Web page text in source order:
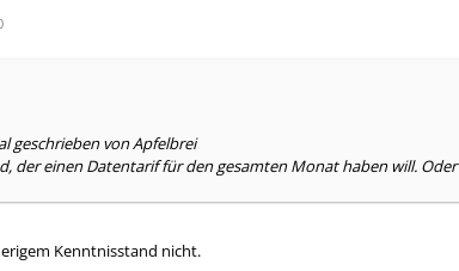
geschrieben von Apfelbrei
der einen Datentarif für den gesamten Monat haben will.
Kenntnisstand nicht.